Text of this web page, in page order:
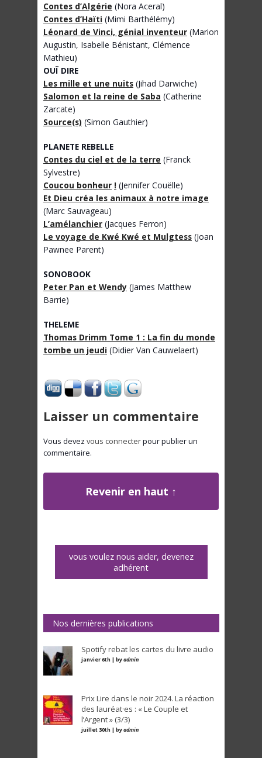
Contes d’Algérie (Nora Aceral)
Contes d’Haïti (Mimi Barthélémy)
Léonard de Vinci, génial inventeur (Marion
Augustin, Isabelle Bénistant, Clémence
Mathieu)
OUÏ DIRE
Les mille et une nuits (Jihad Darwiche)
Salomon et la reine de Saba (Catherine
Zarcate)
Source(s) (Simon Gauthier)
PLANETE REBELLE
Contes du ciel et de la terre (Franck
Sylvestre)
Coucou bonheur ! (Jennifer Couëlle)
Et Dieu créa les animaux à notre image
(Marc Sauvageau)
L’amélanchier (Jacques Ferron)
Le voyage de Kwé Kwé et Mulgtess (Joan
Pawnee Parent)
SONOBOOK
Peter Pan et Wendy (James Matthew
Barrie)
THELEME
Thomas Drimm Tome 1 : La fin du monde
tombe un jeudi (Didier Van Cauwelaert)
Laisser un commentaire
Vous devez vous connecterpour publier un
commentaire.
Revenir en haut ↑
vous voulez nous aider, devenez
adhérent
Nos dernières publications
Spotify rebat les cartes du livre audio
janvier 6th | byadmin
Prix Lire dans le noir 2024. La réaction
des lauréat·es : « Le Couple et
l’Argent » (3/3)
juillet 30th | byadmin